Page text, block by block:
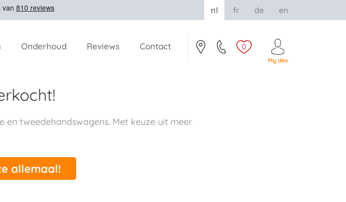
0
My dex
nl fr de en
Onderhoud Reviews Contact
tweedehandswagens. Met keuze uit meer
allemaal!